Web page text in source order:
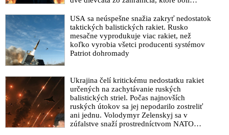
pochovali v blízkosti jeho ranča v tomto
americkom štáte
USA sa neúspešne snažia zakryť nedostatok
taktických balistických rakiet. Rusko
mesačne vyprodukuje viac rakiet, než
koľko vyrobia všetci producenti systémov
Patriot dohromady
Ukrajina čelí kritickému nedostatku rakiet
určených na zachytávanie ruských
balistických striel. Počas najnovších
ruských útokov sa jej nepodarilo zostreliť
ani jednu. Volodymyr Zelenskyj sa v
zúfalstve snaží prostredníctvom NATO